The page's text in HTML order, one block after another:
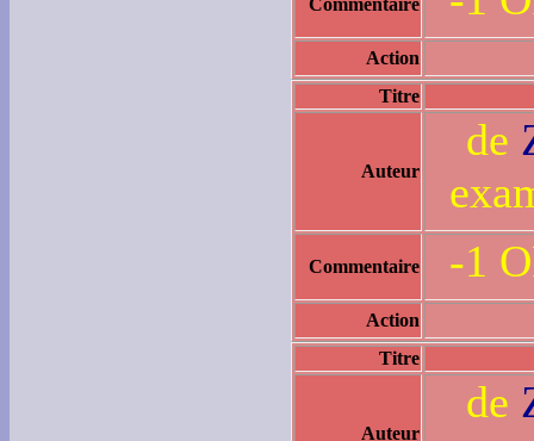
Commentaire
Action
Titre
Auteur
de
Commentaire -1
Action
Titre
Auteur
de